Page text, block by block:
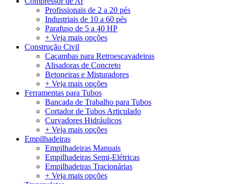
Profissionais de 2 a 20 pés
Industriais de 10 a 60 pés
Parafuso de 5 a 40 HP
+ Veja mais opções
Construção Civil
Caçambas para Retroescavadeiras
Alisadoras de Concreto
Betoneiras e Misturadores
+ Veja mais opções
Ferramentas para Tubos
Bancada de Trabalho para Tubos
Cortador de Tubos Articulado
Curvadores Hidráulicos
+ Veja mais opções
Empilhadeiras
Empilhadeiras Manuais
Empilhadeiras Semi-Elétricas
Empilhadeiras Tracionárias
+ Veja mais opções